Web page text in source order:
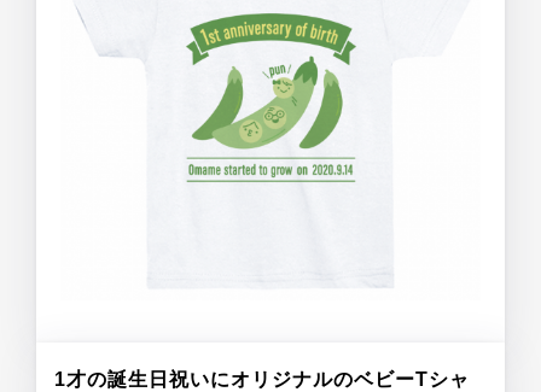
1才の誕生日祝いにオリジナルのベビーTシャ